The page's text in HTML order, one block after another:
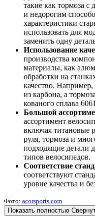
такие как тормоза
и недорогим
характеристики
использовать для
заменить одну
Использование
производства
материалы, как
обработки на
качество.
из карбона, а
кованого сплава
Большой
ассортимент
включая титановые
руля, тормоза и
подходящие детали
типов велосипедов.
Соответствие
соответствуют
уровне качества и
Фото: acorsports.com
Показать полностью